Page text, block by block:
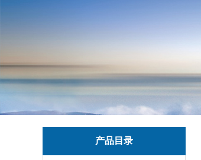
产品目录